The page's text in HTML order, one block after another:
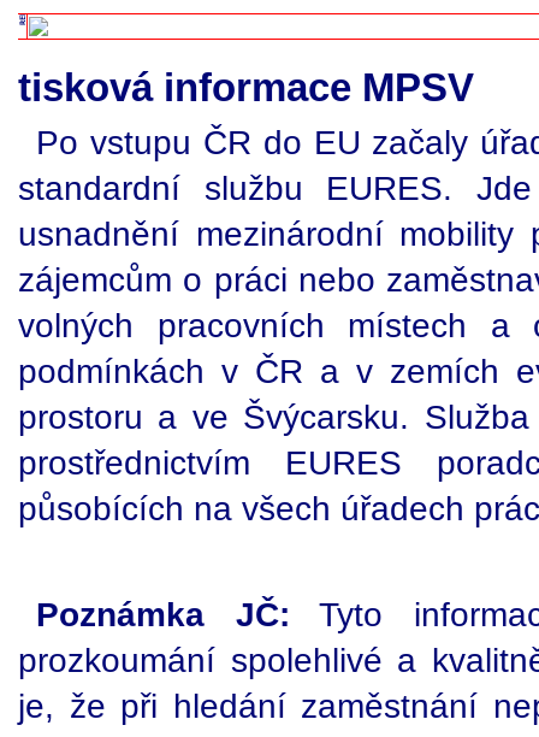
tisková informace MPSV
Po vstupu ČR do EU začaly
standardní službu EURES.
usnadnění mezinárodní mobility
zájemcům o práci nebo
volných pracovních místech
podmínkách v ČR a v zemích
prostoru a ve Švýcarsku.
prostřednictvím EURES
působících na všech úřadech
Poznámka JČ: Tyto
prozkoumání spolehlivé a
je, že při hledání zaměstnání